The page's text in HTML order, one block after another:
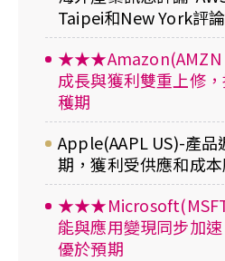
Taipei和New York評論
★★★Amazon(AMZN
成長與獲利雙重上修
穫期
Apple(AAPL US)-產品
期，獲利受供應和成
★★★Microsoft(MSFT
能與應用變現同步加
優於預期